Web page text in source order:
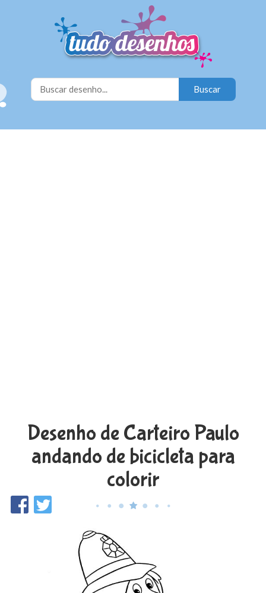
Desenho de Carteiro Paulo
andando de bicicleta para
colorir